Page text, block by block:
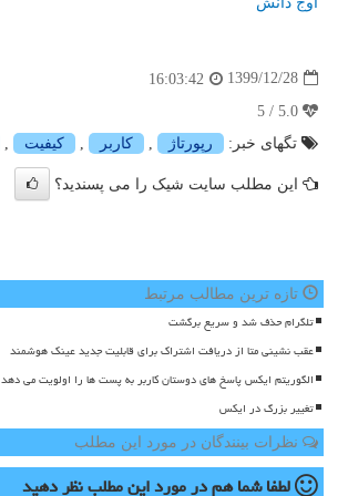
1399/12/28
16:03:42
تگهای خبر:
رپورتاژ , كاربر , كیفیت ,
این مطلب سایت شیک را می پسندید؟
تازه ترین مطالب مرتبط
تلگرام حذف شد و سریع برگشت
عقب نشینی متا از دریافت اشتراک برای قابلیت جدید عینک هوشمند
الگوریتم ایکس پاسخ های دوستان کاربر به پست ها را اولویت می دهد
تغییر بزرگ در ایکس
نظرات بینندگان در مورد این مطلب
لطفا شما همدر مورد این مطلبنظر دهید